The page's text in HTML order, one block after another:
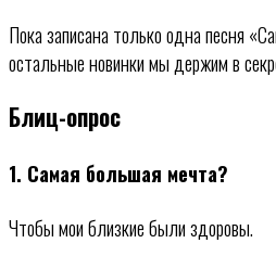
Пока записана только одна песня
остальные новинки мы держим в
Блиц-опрос
1. Самая большая мечта?
Чтобы мои близкие были здоровы.